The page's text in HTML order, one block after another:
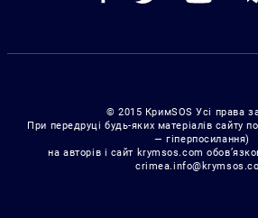
© 2015 КримSOS Усі права
При передруці будь-яких матеріалів сайту
— гіперпосилання)
на авторів і сайт krymsos.com